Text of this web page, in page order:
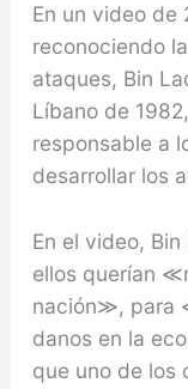
En un video de
reconociendo
ataques, Bin
Líbano de
responsable a
desarrollar los
En el video,
ellos querían
nación≫, para
danos en la
que uno de los